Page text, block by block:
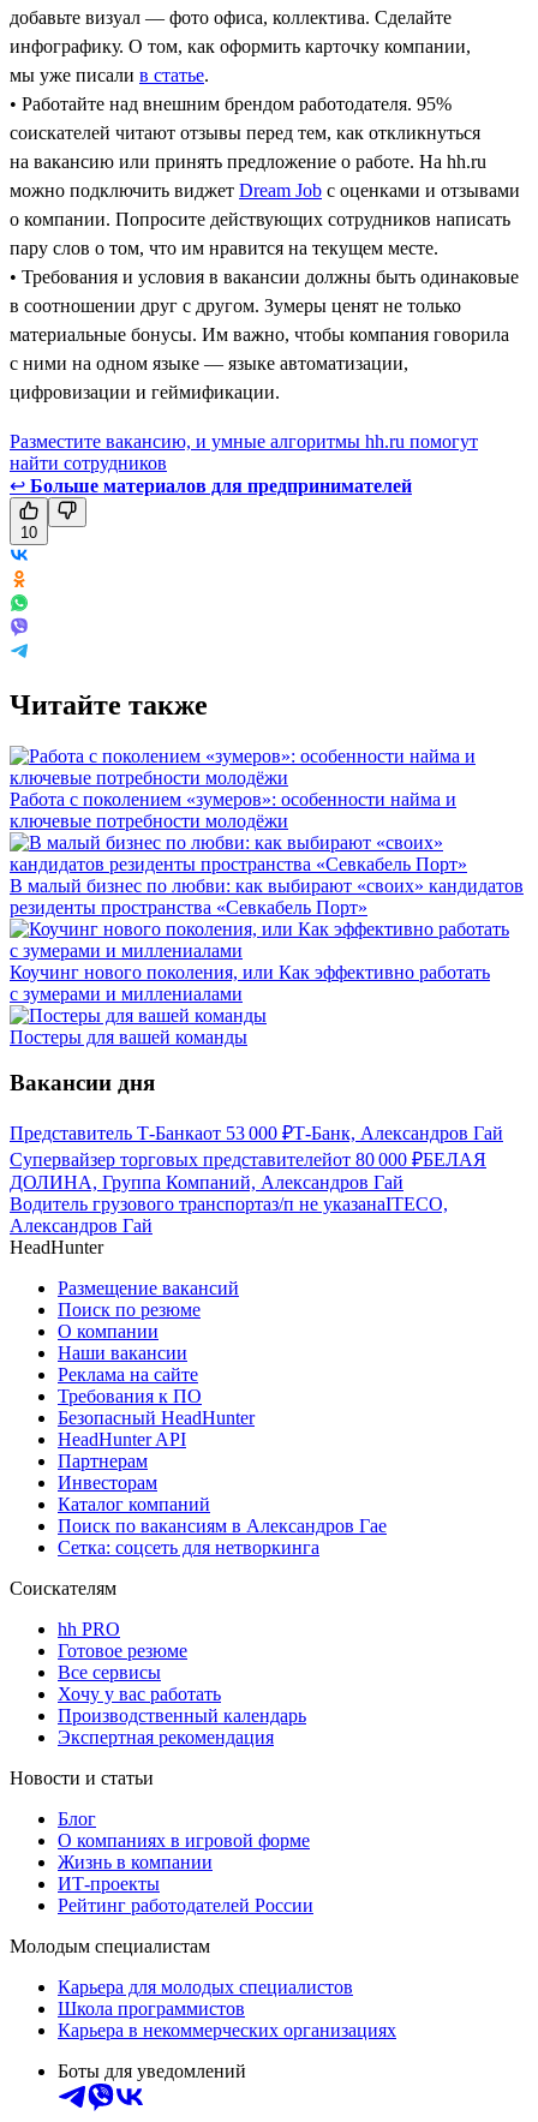
добавьте визуал — фото офиса, коллектива. Сделайте
инфографику. О том, как оформить карточку компании,
мы уже писали в статье.
• Работайте над внешним брендом работодателя. 95%
соискателей читают отзывы перед тем, как откликнуться
на вакансию или принять предложение о работе. На hh.ru
можно подключить виджет Dream Job с оценками и отзывами
о компании. Попросите действующих сотрудников написать
пару слов о том, что им нравится на текущем месте.
• Требования и условия в вакансии должны быть одинаковые
в соотношении друг с другом. Зумеры ценят не только
материальные бонусы. Им важно, чтобы компания говорила
с ними на одном языке — языке автоматизации,
цифровизации и геймификации.
Разместите вакансию, и умные алгоритмы hh.ru помогут
найти сотрудников
↩ Больше материалов для предпринимателей
10
Читайте также
Работа с поколением «зумеров»: особенности найма и
ключевые потребности молодёжи
В малый бизнес по любви: как выбирают «своих» кандидатов
резиденты пространства «Севкабель Порт»
Коучинг нового поколения, или Как эффективно работать
с зумерами и миллениалами
Постеры для вашей команды
Вакансии дня
Представитель Т-Банкаот 53 000 ₽Т-Банк, Александров Гай
Супервайзер торговых представителейот 80 000 ₽БЕЛАЯ
ДОЛИНА, Группа Компаний, Александров Гай
Водитель грузового транспортаз/п не указанаITECO,
Александров Гай
HeadHunter
Размещение вакансий
Поиск по резюме
О компании
Наши вакансии
Реклама на сайте
Требования к ПО
Безопасный HeadHunter
HeadHunter API
Партнерам
Инвесторам
Каталог компаний
Поиск по вакансиям в Александров Гае
Сетка: соцсеть для нетворкинга
Соискателям
hh PRO
Готовое резюме
Все сервисы
Хочу у вас работать
Производственный календарь
Экспертная рекомендация
Новости и статьи
Блог
О компаниях в игровой форме
Жизнь в компании
ИТ-проекты
Рейтинг работодателей России
Молодым специалистам
Карьера для молодых специалистов
Школа программистов
Карьера в некоммерческих организациях
Боты для уведомлений